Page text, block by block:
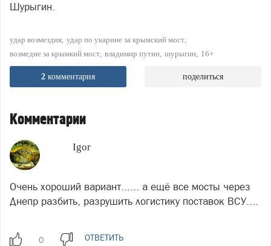
Шурыгин.
удар возмездия удар по укарине за крымский мост
возмедие за крымкий мост владимир путин шурыгин 16+
2 комментария поделиться
Комментарии
Igor
Очень хороший вариант...... а ещё все мосты через
Днепр разбить, разрушить логистику поставок ВСУ....
ОТВЕТИТЬ